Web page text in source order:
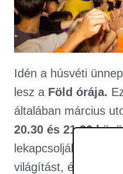
Idén a húsvéti
lesz a Föld órája.
általában március
20.30 és 21.30
lekapcsolják egy
világítást, és